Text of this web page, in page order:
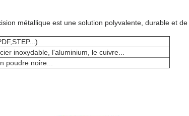
métallique est une solution polyvalente, durable et
inoxydable, l'aluminium, le cuivre...
poudre noire...